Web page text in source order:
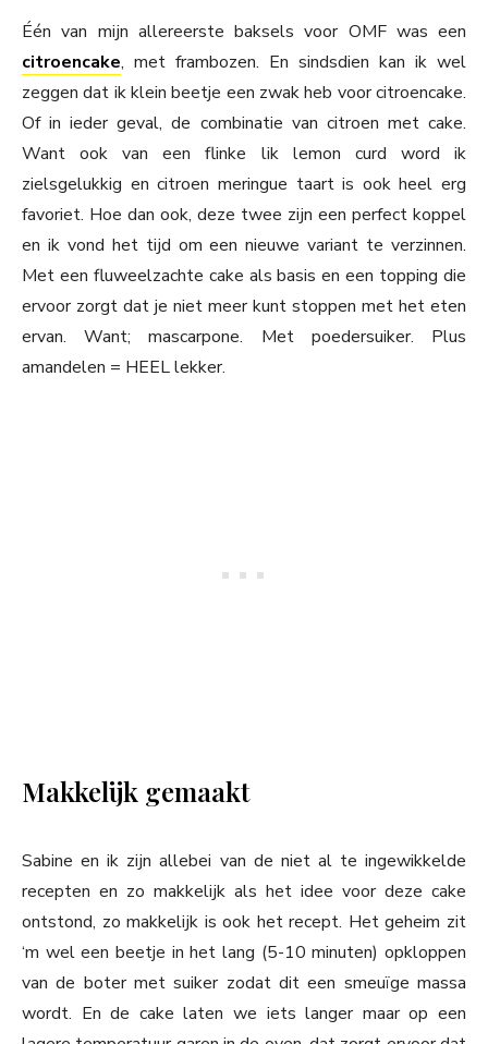
Één van mijn allereerste baksels voor OMF was een
citroencake, met frambozen. En sindsdien kan ik wel
zeggen dat ik klein beetje een zwak heb voor citroencake.
Of in ieder geval, de combinatie van citroen met cake.
Want ook van een flinke lik lemon curd word ik
zielsgelukkig en citroen meringue taart is ook heel erg
favoriet. Hoe dan ook, deze twee zijn een perfect koppel
en ik vond het tijd om een nieuwe variant te verzinnen.
Met een fluweelzachte cake als basis en een topping die
ervoor zorgt dat je niet meer kunt stoppen met het eten
ervan. Want; mascarpone. Met poedersuiker. Plus
amandelen = HEEL lekker.
Makkelijk gemaakt
Sabine en ik zijn allebei van de niet al te ingewikkelde
recepten en zo makkelijk als het idee voor deze cake
ontstond, zo makkelijk is ook het recept. Het geheim zit
‘m wel een beetje in het lang (5-10 minuten) opkloppen
van de boter met suiker zodat dit een smeuïge massa
wordt. En de cake laten we iets langer maar op een